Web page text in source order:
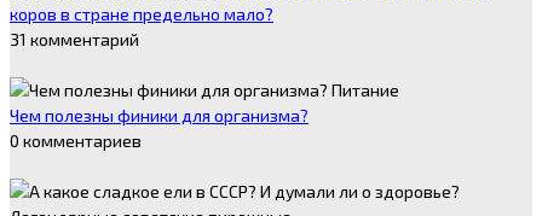
коров в стране предельно мало?
31 комментарий
Питание
Чем полезны финики для организма?
0 комментариев